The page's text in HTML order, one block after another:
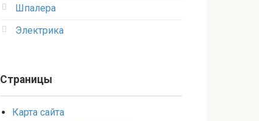
Шпалера
Электрика
Страницы
Карта сайта